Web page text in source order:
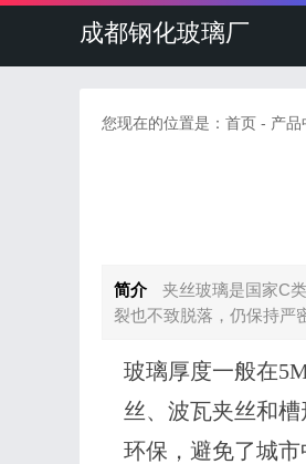
成都钢化玻璃厂
您现在的位置是： 首页 - 产品
简介
夹丝玻璃是国家C
裂也不致脱落，仍保持严
玻璃厚度一般在
丝、波瓦夹丝和
环保，避免了城